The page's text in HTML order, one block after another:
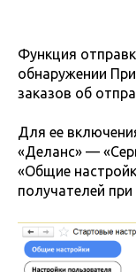
Функция
обнаружении
заказов об
Для ее
«Деланс» —
«Общие
получателей